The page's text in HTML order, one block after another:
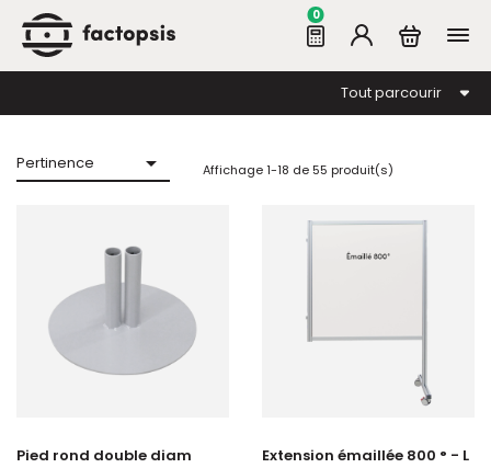
0
Tout parcourir
Pertinence  Affichage 1-18 de 55 produit(s)
Pied rond double diam
Extension émaillée 800 ° - L